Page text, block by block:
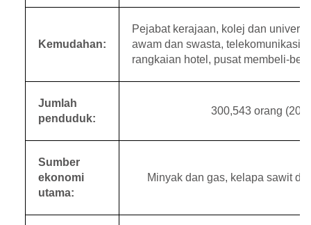
Kemudahan:
Pejabat kerajaan, kolej dan
awam dan swasta, telekomunikasi,
rangkaian hotel, pusat membeli-
Jumlah
penduduk:
300,543 orang
Sumber
ekonomi
utama:
Minyak dan gas, kelapa sawit